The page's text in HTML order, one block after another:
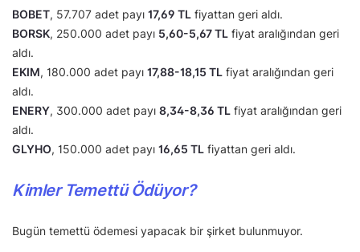
BOBET, 57.707 adet payı 17,69 TL fiyattan geri aldı.
BORSK, 250.000 adet payı 5,60-5,67 TL fiyat aralığından geri
aldı.
EKIM, 180.000 adet payı 17,88-18,15 TL fiyat aralığından geri
aldı.
ENERY, 300.000 adet payı 8,34-8,36 TL fiyat aralığından geri
aldı.
GLYHO, 150.000 adet payı 16,65 TL fiyattan geri aldı.
Kimler Temettü Ödüyor?
Bugün temettü ödemesi yapacak bir şirket bulunmuyor.